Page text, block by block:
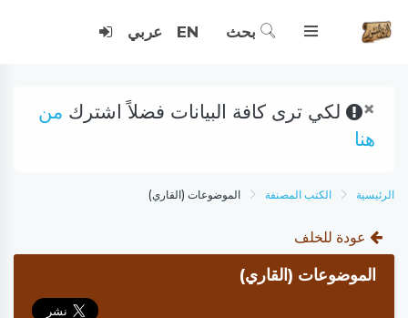
بحث EN عربي
× لكي ترى كافة البيانات فضلاً اشترك من
هنا
الرئيسية الكتب المصنفة الموضوعات (القاري)
عودة للخلف
الموضوعات (القاري)